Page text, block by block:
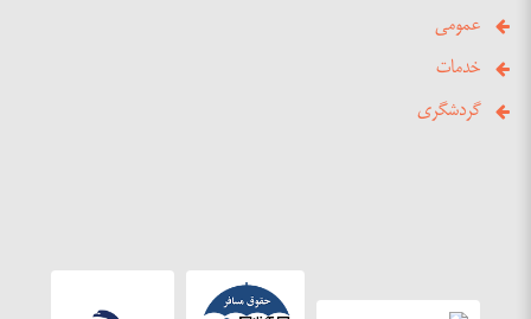
عمومی
خدمات
گردشگری